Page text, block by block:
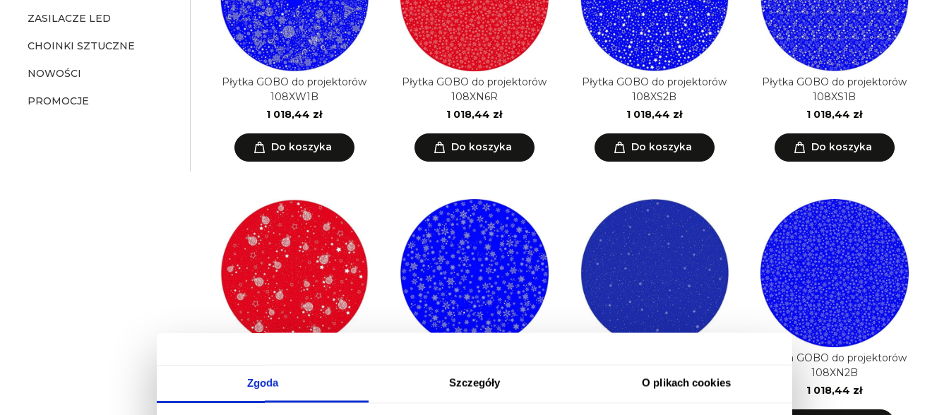
Zgoda Szczegóły O plikach cookies
ZASILACZE LED
CHOINKI SZTUCZNE
NOWOŚCI
PROMOCJE
Płytka GOBO do projektorów
108XW1B
1 018,44 zł
Do koszyka
Płytka GOBO do projektorów
108XN6R
1 018,44 zł
Do koszyka
Płytka GOBO do projektorów
108XS2B
1 018,44 zł
Do koszyka
Płytka GOBO do projektorów
108XS1B
1 018,44 zł
Do koszyka
1 018,44 zł
1 018,44 zł
1 018,44 zł
Płytka GOBO do projektorów
108XN2B
1 018,44 zł